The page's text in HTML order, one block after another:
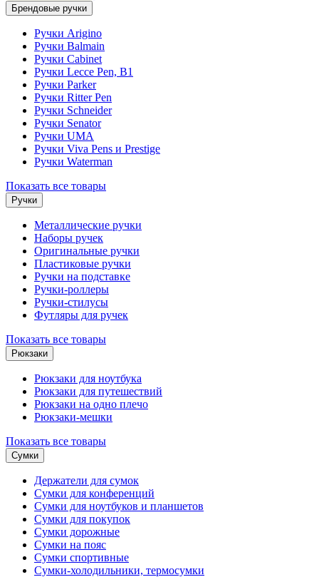
Брендовые ручки
Ручки Arigino
Ручки Balmain
Ручки Cabinet
Ручки Lecce Pen, B1
Ручки Parker
Ручки Ritter Pen
Ручки Schneider
Ручки Senator
Ручки UMA
Ручки Viva Pens и Prestige
Ручки Waterman
Показать все товары
Ручки
Металлические ручки
Наборы ручек
Оригинальные ручки
Пластиковые ручки
Ручки на подставке
Ручки-роллеры
Ручки-стилусы
Футляры для ручек
Показать все товары
Рюкзаки
Рюкзаки для ноутбука
Рюкзаки для путешествий
Рюкзаки на одно плечо
Рюкзаки-мешки
Показать все товары
Сумки
Держатели для сумок
Сумки для конференций
Сумки для ноутбуков и планшетов
Сумки для покупок
Сумки дорожные
Сумки на пояс
Сумки спортивные
Сумки-холодильники, термосумки